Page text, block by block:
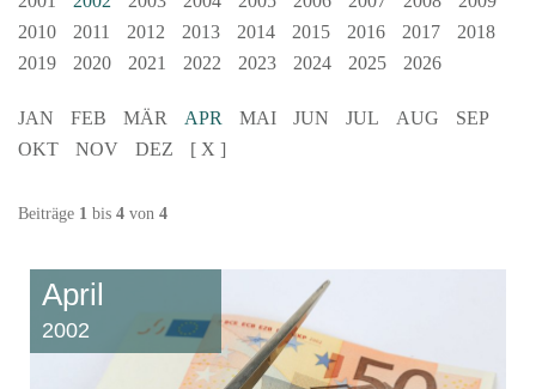
2010
2011 2012 2013 2014 2015 2016 2017
2018
2019
2020 2021 2022 2023 2024 2025 2026
JAN FEB MÄR APR MAI JUN JUL AUG
SEP
OKT
NOV DEZ [ X ]
Beiträge 1 bis 4 von 4
April
2002